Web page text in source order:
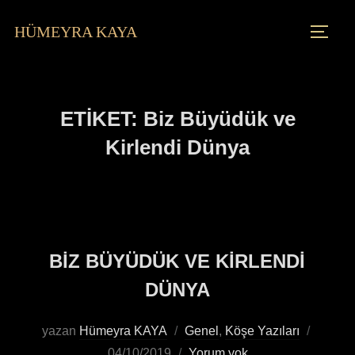
HÜMEYRA KAYA
ETIKET: Biz Büyüdük ve
Kirlendi Dünya
BİZ BÜYÜDÜK VE KİRLENDİ
DÜNYA
yazan Hümeyra KAYA Genel , Köşe Yazıları